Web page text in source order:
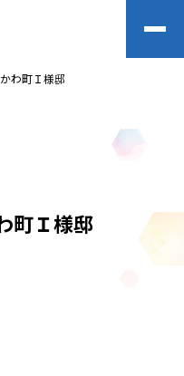
わ町Ｉ様邸
町Ｉ様邸